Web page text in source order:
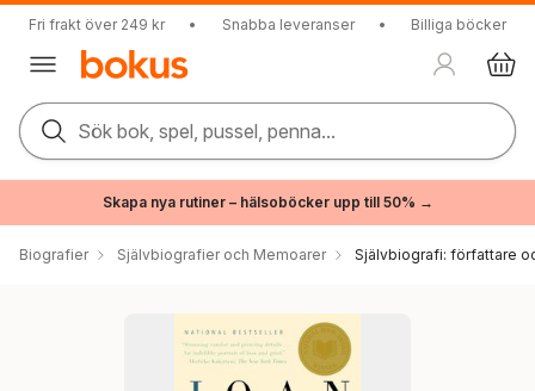
Fri frakt över 249 kr • Snabba leveranser • Billiga böcker
Sök bok, spel, pussel, penna...
Skapa nya rutiner – hälsoböcker upp till 50% →
Biografier Självbiografier och Memoarer Självbiografi: författare